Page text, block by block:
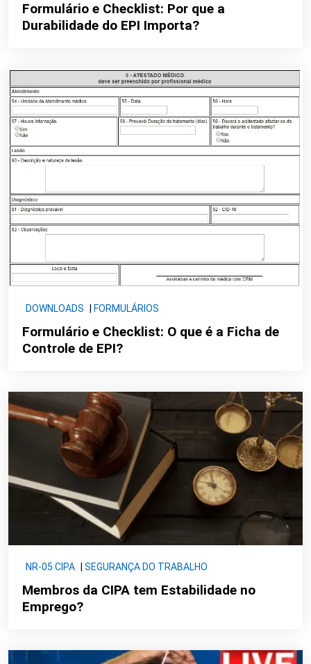
Formulário e Checklist: Por que a
Durabilidade do EPI Importa?
DOWNLOADS FORMULÁRIOS
Formulário e Checklist: O que é a Ficha de
Controle de EPI?
NR-05 CIPA SEGURANÇA DO TRABALHO
Membros da CIPA tem Estabilidade no
Emprego?